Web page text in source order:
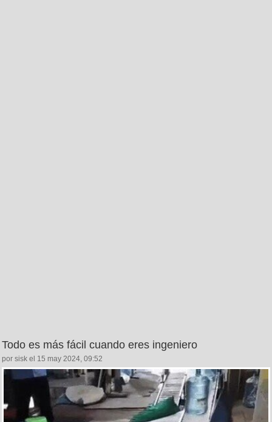
Todo es más fácil cuando eres ingeniero
por sisk el 15 may 2024, 09:52